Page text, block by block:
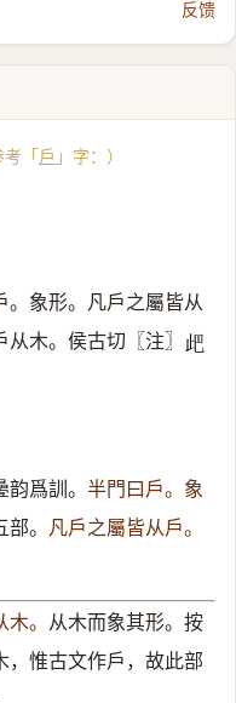
反馈
考「戶 」字：）
。象形。凡戶之屬皆从
木。侯古切〖注〗 𣥘
韵爲訓。 半門曰戶。象
。 凡戶之屬皆从戶。
。 从木而象其形。按
，惟古文作戶，故此部